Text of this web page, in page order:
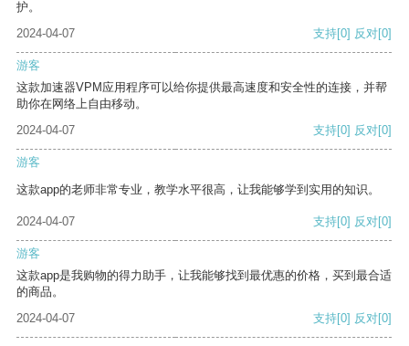
护。
2024-04-07
支持[0] 反对[0]
游客
这款加速器VPM应用程序可以给你提供最高速度和安全性的连接，并帮
助你在网络上自由移动。
2024-04-07
支持[0] 反对[0]
游客
这款app的老师非常专业，教学水平很高，让我能够学到实用的知识。
2024-04-07 支持[0] 反对[0]
游客
这款app是我购物的得力助手，让我能够找到最优惠的价格，买到最合适
的商品。
2024-04-07
支持[0] 反对[0]